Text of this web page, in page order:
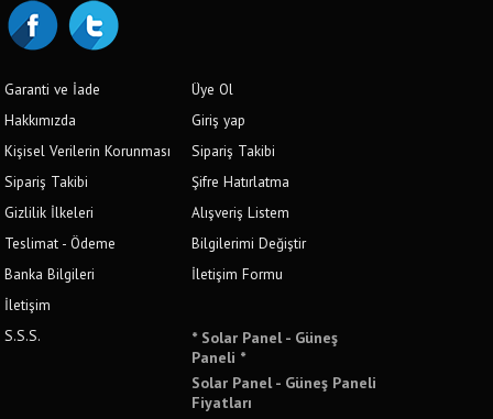
Garanti ve İade
Hakkımızda
Kişisel Verilerin Korunması
Sipariş Takibi
Gizlilik İlkeleri
Teslimat - Ödeme
Banka Bilgileri
İletişim
S.S.S.
Üye Ol
Giriş yap
Sipariş Takibi
Şifre Hatırlatma
Alışveriş Listem
Bilgilerimi Değiştir
İletişim Formu
* Solar Panel - Güneş
Paneli *
Solar Panel - Güneş Paneli
Fiyatları